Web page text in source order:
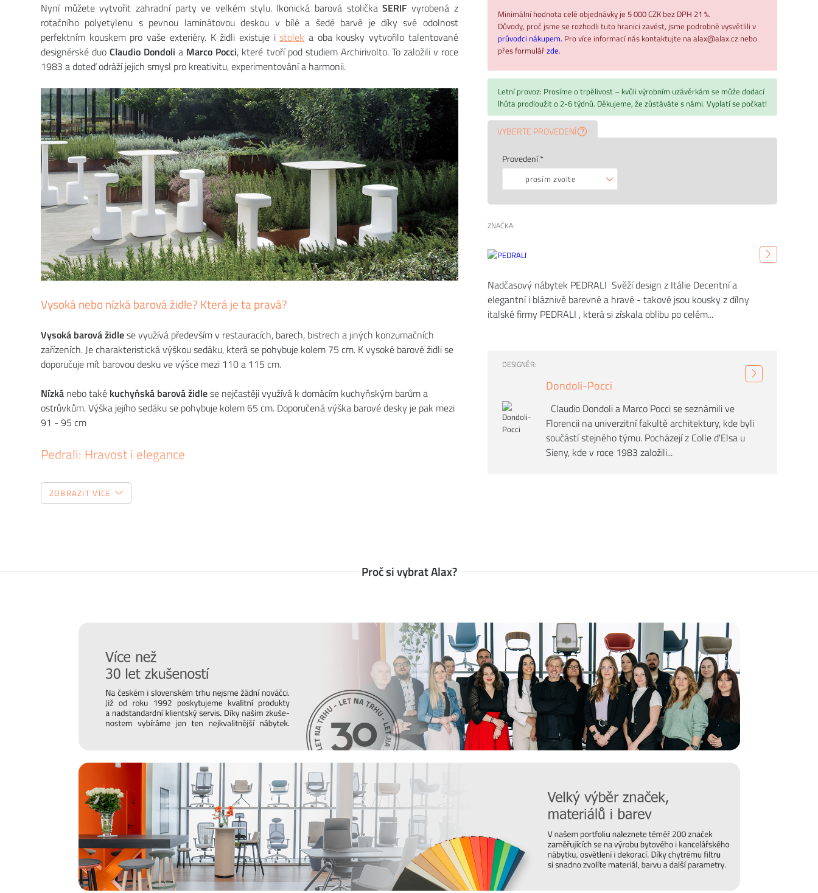
Minimální hodnota celé objednávky je 5 000 CZK bez DPH 21 %.
Důvody, proč jsme se rozhodli tuto hranici zavést, jsme podrobně vysvětlili v
průvodci nákupem. Pro více informací nás kontaktujte na alax@alax.cz nebo
přes formulářzde.
Letní provoz: Prosíme o trpělivost – kvůli výrobním uzávěrkám se může dodací
lhůta prodloužit o 2-6 týdnů. Děkujeme, že zůstáváte s námi. Vyplatí se počkat!
VYBERTE PROVEDENÍ
Provedení *
prosím zvolte
ZNAČKA:
Nadčasový nábytek PEDRALI Svěží design z Itálie Decentní a
elegantní i bláznivě barevné a hravé - takové jsou kousky z dílny
italské firmy PEDRALI , která si získala oblibu po celém...
DESIGNÉR:
Dondoli-Pocci
Claudio Dondoli a Marco Pocci se seznámili ve
Florencii na univerzitní fakultě architektury, kde byli
součástí stejného týmu. Pocházejí z Colle d'Elsa u
Sieny, kde v roce 1983 založili...
Nyní můžete vytvořit zahradní party ve velkém stylu. Ikonická barová stoličkaSERIF vyrobená z
rotačního polyetylenu s pevnou laminátovou deskou v bílé a šedé barvě je díky své odolnost
perfektním kouskem pro vaše exteriéry. K židli existuje istolek a oba kousky vytvořilo talentované
designérské duoClaudio Dondoli a Marco Pocci, které tvoří pod studiem Archirivolto. To založili v roce
1983 a doteď odráží jejich smysl pro kreativitu, experimentování a harmonii.
Vysoká nebo nízká barová židle? Která je ta pravá?
Vysoká barová židlese využívá především v restauracích, barech, bistrech a jiných konzumačních
zařízeních. Je charakteristická výškou sedáku, která se pohybuje kolem 75 cm. K vysoké barové židli se
doporučuje mít barovou desku ve výšce mezi 110 a 115 cm.
Nízká nebo také kuchyňská barová židlese nejčastěji využívá k domácím kuchyňským barům a
ostrůvkům. Výška jejího sedáku se pohybuje kolem 65 cm. Doporučená výška barové desky je pak mezi
91 - 95 cm
Pedrali: Hravost i elegance
Italská firmaPedralidokáže vykouzlit jak decentní a elegantní nábytek, tak se umí pěkne odvázat.
Není divu, že jejich stylové kousky nalezneme v domácnostech i podnicích po celém světě. Židle, stolky,
Prodlužte životnost nábytku
Chtěli bychom, aby vám nábytek sloužil co nejdéle. Protože víme, že důležitou roli v jeho odolnosti hraje
správná údržba, připravili jsme pro vás několik
tipů a doporučení , jak se starat o různé typy povrchu a
čemu se naopak vyvarovat >>péče o nábytek
Nový časopis o designu
Hledáte inspiraci do nového domova a potřebujete poradit, jak vybrat židli, stůl, postel nebo třeba
matraci? Nebo vás zajímají trendy v bydlení a chcete mít vždy ty nejčerstvější informace. Pak sledujte
náš onlinemagazín Alaxmag, ve kterém najdete každý den novou dávku inspirace.
ZOBRAZIT VÍCE
Proč si vybrat Alax?